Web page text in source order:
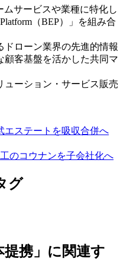
サービスや業種に特化し
（BEP）」を組み合
ローン業界の先進的情報
顧客基盤を活かした共同マ
ーション・サービス販売
エステートを吸収合併へ
のコウナンを子会社化へ
グ
提携」に関連す